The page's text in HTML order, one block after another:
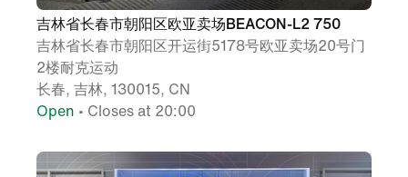
吉林省长春市朝阳区欧亚卖场BEACON-L2 750
吉林省长春市朝阳区开运街5178号欧亚卖场20号门
2楼耐克运动
长春, 吉林, 130015, CN
Open • Closes at 20:00